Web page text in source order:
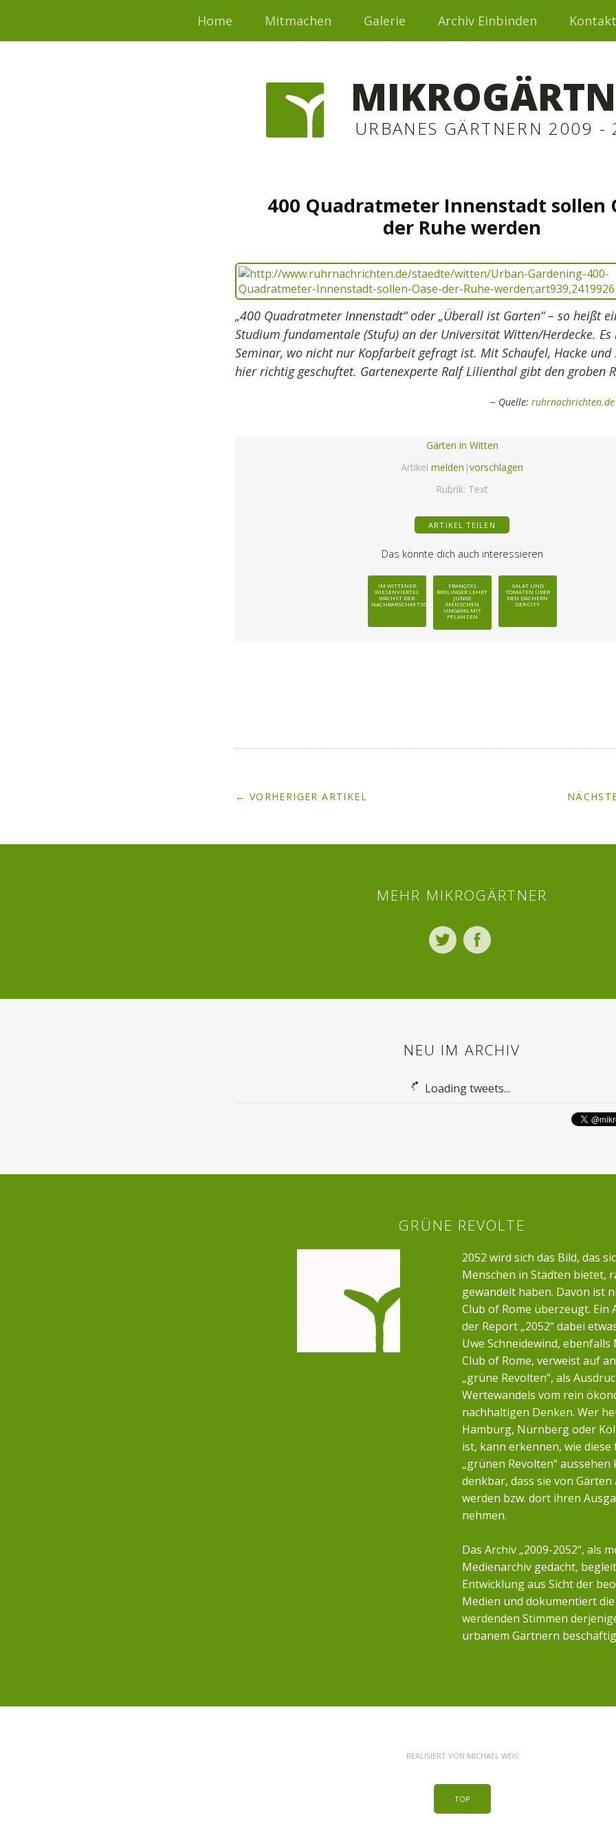
Home Mitmachen Galerie Archiv Einbinden Kontakt
URBANES GÄRTNERN 2009 -
400 Quadratmeter Innenstadt sollen
der Ruhe werden
„400 Quadratmeter Innenstadt“ oder „Überall ist Garten“ – so heißt
Studium fundamentale (Stufu) an der Universität Witten/Herdecke. Es
Seminar, wo nicht nur Kopfarbeit gefragt ist. Mit Schaufel, Hacke und
hier richtig geschuftet. Gartenexperte Ralf Lilienthal gibt den groben
Quelle: ruhrnachrichten.de
Gärten in Witten
Artikel melden |vorschlagen
Rubrik: Text
ARTIKEL TEILEN
Das könnte dich auch interessieren
IM WITTENER
WIESENVIERTEL
WÄCHST DER
NACHBARSCHAFTSGARTEN
FRANÇOIS
BRELINGER LEHRT
JUNGE
MENSCHEN
UMGANG MIT
PFLANZEN
SALAT UND
TOMATEN ÜBER
DEN DÄCHERN
DER CITY
← VORHERIGER ARTIKEL
MEHR MIKROGÄRTNER
Twitter
NEU IM ARCHIV
Loading tweets...
GRÜNE REVOLTE
2052 wird sich das Bild, das
Menschen in Städten bietet,
gewandelt haben. Davon ist
Club of Rome überzeugt. Ein
der Report „2052“ dabei
Uwe Schneidewind, ebenfalls
Club of Rome, verweist auf
„grüne Revolten“, als
Wertewandels vom rein
nachhaltigen Denken. Wer
Hamburg, Nürnberg oder
ist, kann erkennen, wie diese
„grünen Revolten“ aussehen
denkbar, dass sie von
werden bzw. dort ihren
nehmen.
Das Archiv „2009-2052“, als
Medienarchiv gedacht,
Entwicklung aus Sicht der
Medien und dokumentiert
werdenden Stimmen
urbanem Gärtnern
REALISIERT VON MICHAEL WEIS
TOP